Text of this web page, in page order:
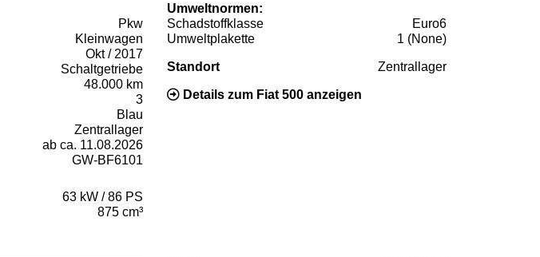
Pkw
Kleinwagen
Okt / 2017
Schaltgetriebe
48.000 km
3
Blau
Zentrallager
ab ca. 11.08.2026
GW-BF6101
63 kW / 86 PS
875 cm³
Umweltnormen:
Schadstoffklasse
Euro6
Umweltplakette
1 (None)
Standort Zentrallager
Details zum Fiat 500 anzeigen